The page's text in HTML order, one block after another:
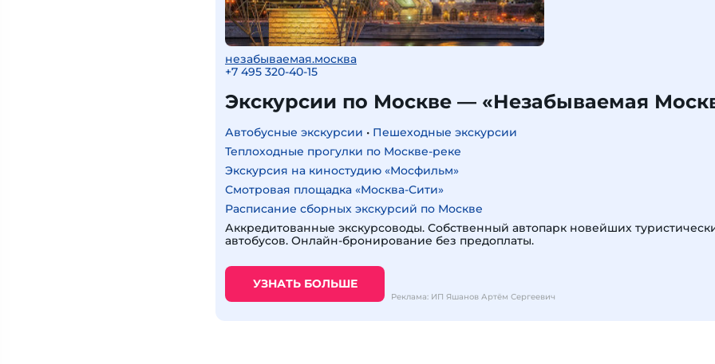
незабываемая.москва
+7 495 320-40-15
Экскурсии по Москве — «Незабываемая
Автобусные экскурсии • Пешеходные экскурсии
Теплоходные прогулки по Москве-реке
Экскурсия на киностудию «Мосфильм»
Смотровая площадка «Москва-Сити»
Расписание сборных экскурсий по Москве
Аккредитованные экскурсоводы. Собственный автопарк новейших
автобусов. Онлайн-бронирование без предоплаты.
УЗНАТЬ БОЛЬШЕ
Реклама: ИП Яшанов Артём Сергеевич